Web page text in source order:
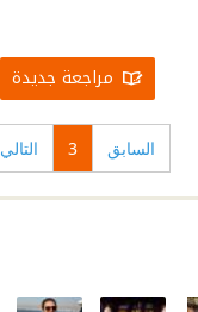
مراجعة جديدة
السابق 3 التالي